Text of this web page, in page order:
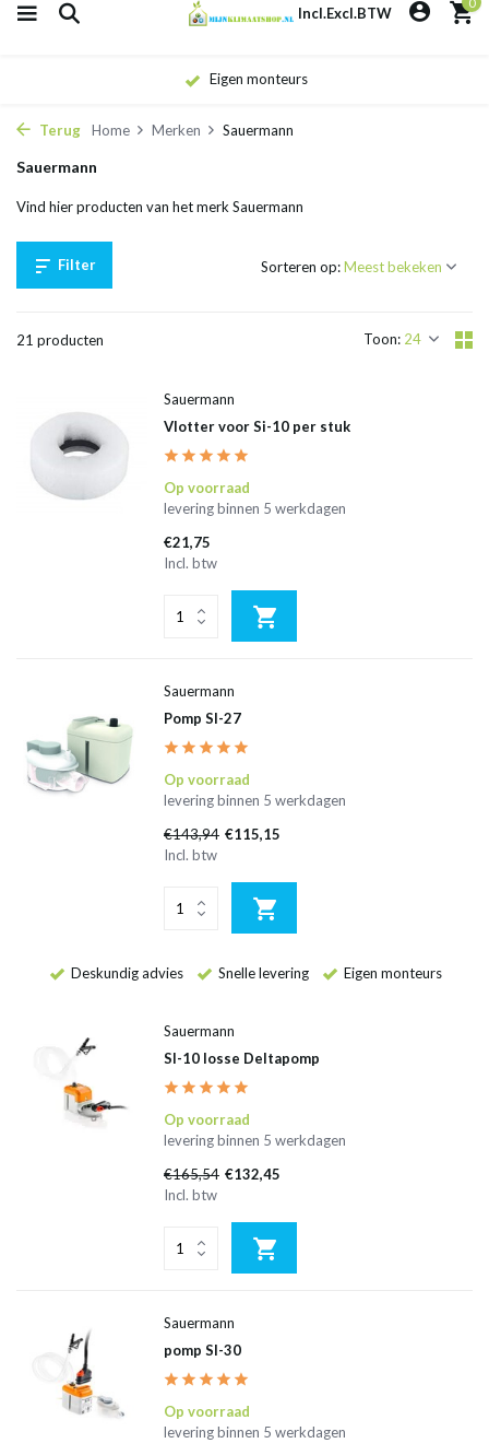
Incl.Excl.BTW
Eigen monteurs
Terug Home Merken Sauermann
Sauermann
Vind hier producten van het merk Sauermann
Filter
21 producten Toon:
Sorteren op:
Sauermann
Vlotter voor Si-10 per stuk
Op voorraad
levering binnen 5 werkdagen
€21,75
Incl. btw
Sauermann
Pomp SI-27
Op voorraad
levering binnen 5 werkdagen
€143,94 €115,15
Incl. btw
Deskundig advies Snelle levering Eigen monteurs
Sauermann
SI-10 losse Deltapomp
Op voorraad
levering binnen 5 werkdagen
€165,54 €132,45
Incl. btw
Sauermann
pomp SI-30
Op voorraad
levering binnen 5 werkdagen